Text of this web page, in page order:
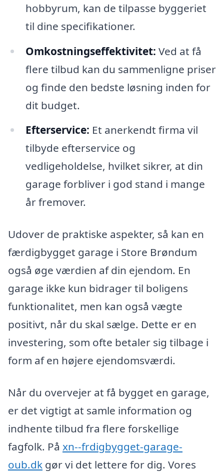
hobbyrum, kan de tilpasse byggeriet
til dine specifikationer.
Omkostningseffektivitet: Ved at få
flere tilbud kan du sammenligne priser
og finde den bedste løsning inden for
dit budget.
Efterservice: Et anerkendt firma vil
tilbyde efterservice og
vedligeholdelse, hvilket sikrer, at din
garage forbliver i god stand i mange
år fremover.
Udover de praktiske aspekter, så kan en
færdigbygget garage i Store Brøndum
også øge værdien af din ejendom. En
garage ikke kun bidrager til boligens
funktionalitet, men kan også vægte
positivt, når du skal sælge. Dette er en
investering, som ofte betaler sig tilbage i
form af en højere ejendomsværdi.
Når du overvejer at få bygget en garage,
er det vigtigt at samle information og
indhente tilbud fra flere forskellige
fagfolk. På xn--frdigbygget-garage-
oub.dk gør vi det lettere for dig. Vores